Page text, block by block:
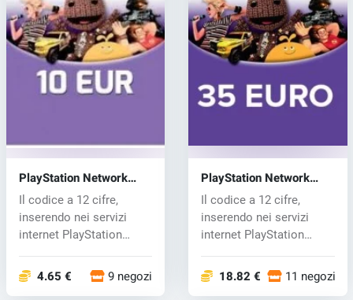
PlayStation Network
Card 10 EUR
Il codice a 12 cifre,
inserendo nei servizi
internet PlayStation
4.65 € 9 negozi
PlayStation Network
Card 35 EUR
Il codice a 12 cifre,
inserendo nei servizi
internet PlayStation
18.82 € 11 negozi